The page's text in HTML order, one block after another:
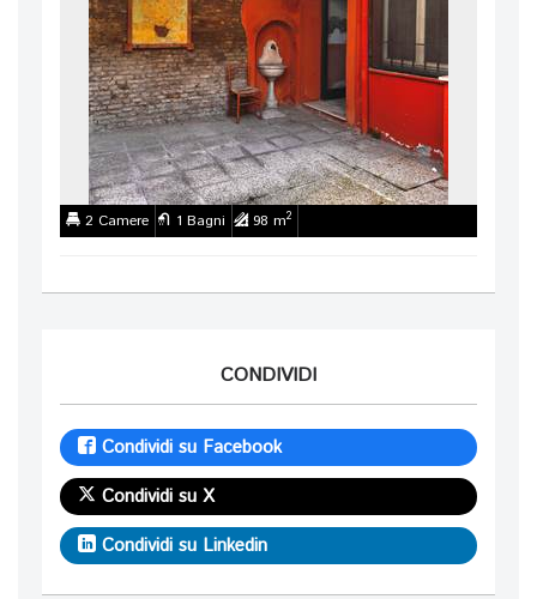
2 Camere 1 Bagni 98 m2
CONDIVIDI
Condividi su Facebook
Condividi su X
Condividi su Linkedin